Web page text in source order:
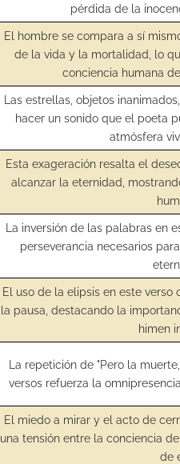
pérdida de la
El hombre se compara a sí
de la vida y la mortalidad, lo
conciencia humana
Las estrellas, objetos
hacer un sonido que el poeta
atmósfera
Esta exageración resalta el
alcanzar la eternidad,
La inversión de las palabras en
perseverancia necesarios
El uso de la elipsis en este
la pausa, destacando la
himen
La repetición de "Pero la
versos refuerza la
El miedo a mirar y el acto de
una tensión entre la conciencia
de